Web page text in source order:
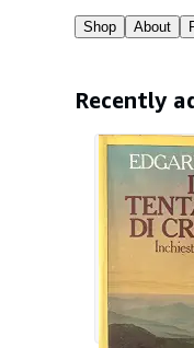
Shop About
Recently